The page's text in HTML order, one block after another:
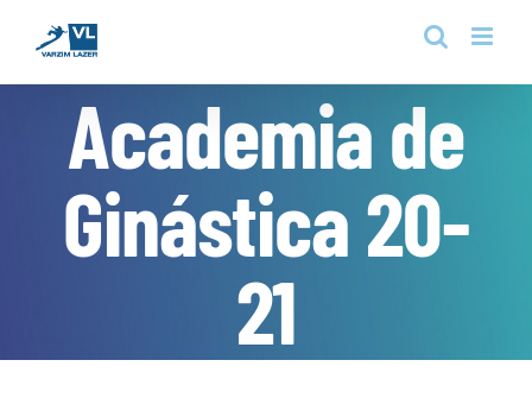
contentAcademia de
Ginástica 20-
21